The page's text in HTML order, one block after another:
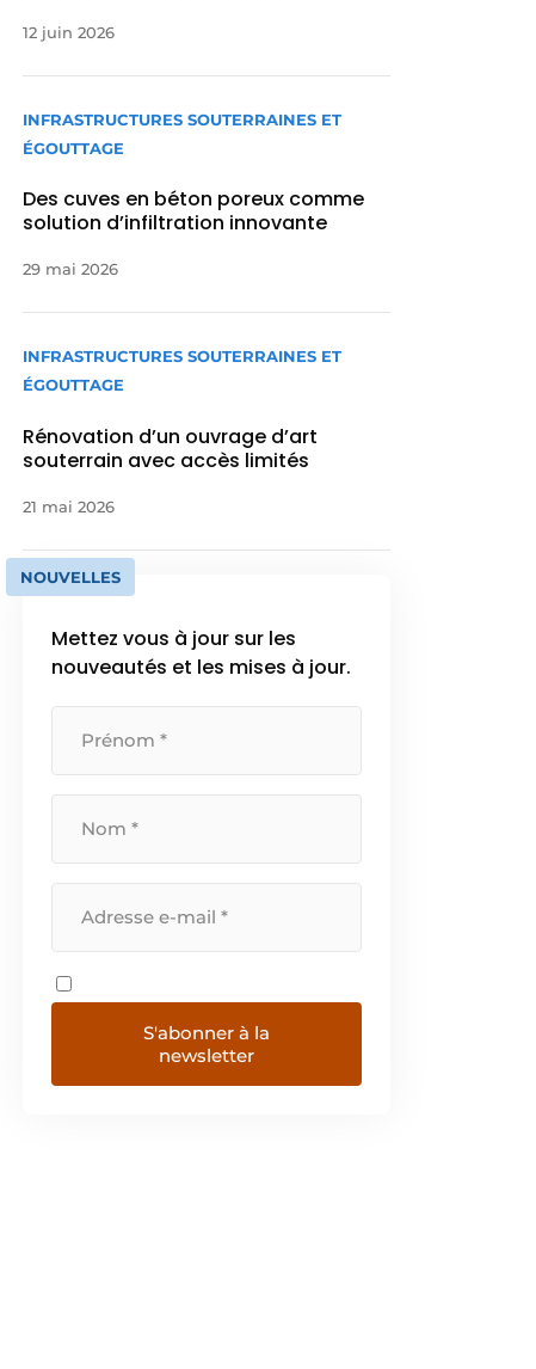
12 juin 2026
INFRASTRUCTURES SOUTERRAINES ET
ÉGOUTTAGE
Des cuves en béton poreux comme
solution d’infiltration innovante
29 mai 2026
INFRASTRUCTURES SOUTERRAINES ET
ÉGOUTTAGE
Rénovation d’un ouvrage d’art
souterrain avec accès limités
21 mai 2026
NOUVELLES
Mettez vous à jour sur les
nouveautés et les mises à jour.
S'abonner à la
newsletter